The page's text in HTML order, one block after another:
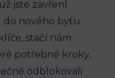
jste zavření
nového bytu
stačí nám
⁣potřebné kroky,
odblokovali‌